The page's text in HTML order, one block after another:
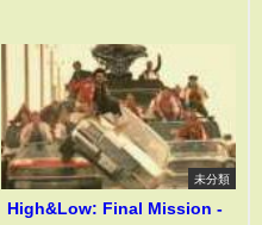
未分類
High&Low: Final Mission -